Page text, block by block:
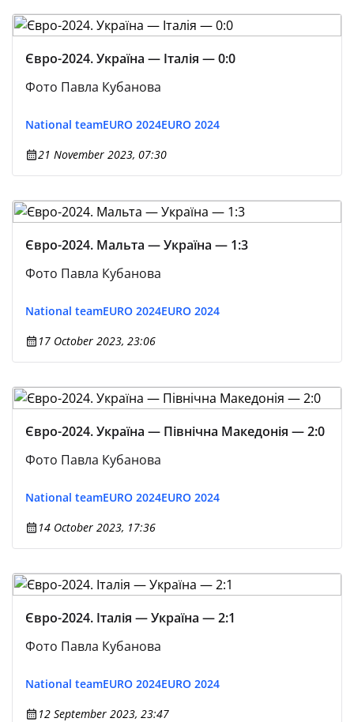
Євро-2024. Україна — Італія — 0:0
Фото Павла Кубанова
National teamEURO 2024EURO 2024
21 November 2023, 07:30
Євро-2024. Мальта — Україна — 1:3
Фото Павла Кубанова
National teamEURO 2024EURO 2024
17 October 2023, 23:06
Євро-2024. Україна — Північна Македонія — 2:0
Фото Павла Кубанова
National teamEURO 2024EURO 2024
14 October 2023, 17:36
Євро-2024. Італія — Україна — 2:1
Фото Павла Кубанова
National teamEURO 2024EURO 2024
12 September 2023, 23:47